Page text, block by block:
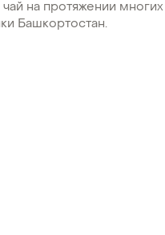
на протяжении
Башкортостан.